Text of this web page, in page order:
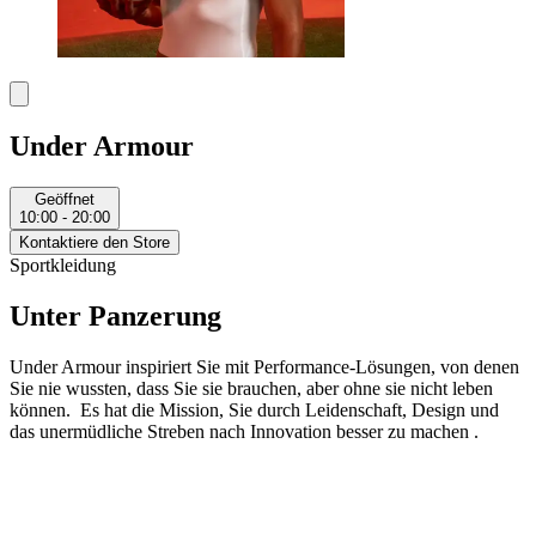
Under Armour
Geöffnet
10:00 - 20:00
Kontaktiere den Store
Sportkleidung
Unter Panzerung
Under Armour inspiriert Sie mit Performance-Lösungen, von denen
Sie nie wussten, dass Sie sie brauchen, aber ohne sie nicht leben
können. Es hat die Mission, Sie durch Leidenschaft, Design und
das unermüdliche Streben nach Innovation besser zu machen .